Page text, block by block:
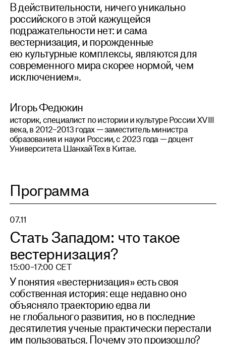
В действительности, ничего уникально
российского в этой кажущейся
подражательности нет: и сама
вестернизация, и порожденные
ею культурные комплексы, являются для
современного мира скорее нормой, чем
исключением».
Игорь Федюкин
историк, специалист по истории и культуре России XVIII
века, в 2012–2013 годах — заместитель министра
образования и науки России, с 2023 года — доцент
Университета ШанхайТех в Китае.
Программа
07.11
Стать Западом: что такое
вестернизация?
15:00–17:00 CET
У понятия «вестернизация» есть своя
собственная история: еще недавно оно
объясняло траекторию едва ли
не глобального развития, но в последние
десятилетия ученые практически перестали
им пользоваться. Почему это произошло?